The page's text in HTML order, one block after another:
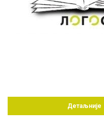
Детаљније